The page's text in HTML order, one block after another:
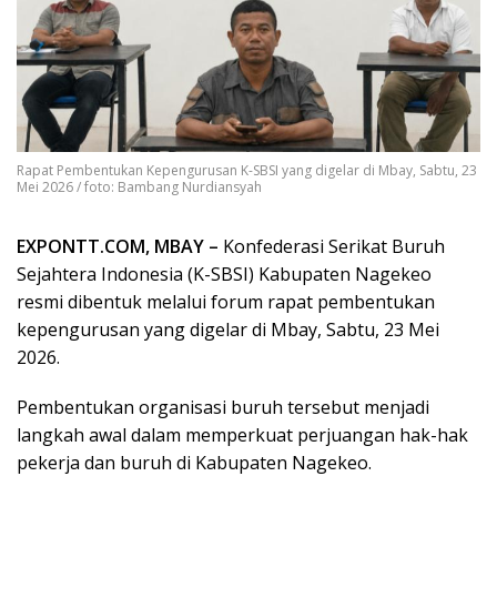
Rapat Pembentukan Kepengurusan K-SBSI yang digelar di Mbay, Sabtu, 23
Mei 2026 / foto: Bambang Nurdiansyah
EXPONTT.COM, MBAY – Konfederasi Serikat Buruh
Sejahtera Indonesia (K-SBSI) Kabupaten Nagekeo
resmi dibentuk melalui forum rapat pembentukan
kepengurusan yang digelar di Mbay, Sabtu, 23 Mei
2026.
Pembentukan organisasi buruh tersebut menjadi
langkah awal dalam memperkuat perjuangan hak-hak
pekerja dan buruh di Kabupaten Nagekeo.